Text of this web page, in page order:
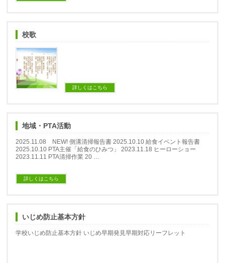
校歌
詳しくはこちら
地域・PTA活動
2025.11.08 NEW! 側溝清掃報告書 2025.10.10 給食イベント報告書
2025.10.10 PTA主催「給食のひみつ」 2023.11.18 ヒーローショー
2023.11.11 PTA清掃作業 20 …
詳しくはこちら
いじめ防止基本方針
学校いじめ防止基本方針 いじめ早期発見早期対応リーフレット